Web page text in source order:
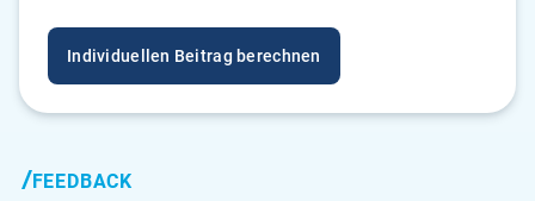
Individuellen Beitrag berechnen
FEEDBACK